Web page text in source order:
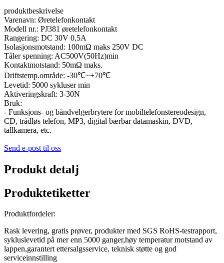
produktbeskrivelse
Varenavn: Øretelefonkontakt
Modell nr.: PJ381 øretelefonkontakt
Rangering: DC 30V 0,5A
Isolasjonsmotstand: 100mΩ maks 250V DC
Tåler spenning: AC500V(50Hz)min
Kontaktmotstand: 50mΩ maks.
Driftstemp.område: -30℃~+70℃
Levetid: 5000 sykluser min
Aktiveringskraft: 3-30N
Bruk:
- Funksjons- og båndvelgerbrytere for mobiltelefonstereodesign,
CD, trådløs telefon, MP3, digital bærbar datamaskin, DVD,
tallkamera, etc.
Send e-post til oss
Produkt detalj
Produktetiketter
Produktfordeler:
Rask levering, gratis prøver, produkter med SGS RoHS-testrapport,
sykluslevetid på mer enn 5000 ganger,høy temperatur motstand av
lappen,garantert ettersalgsservice, teknisk støtte og god
serviceinnstilling